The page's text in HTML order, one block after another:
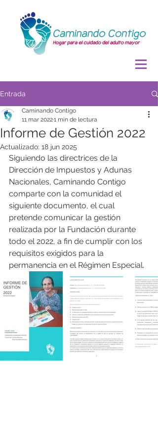
Entrada
Informe de Gestión 2022
Caminando Contigo
11 mar 20221 min de lectura
Actualizado: 18 jun 2025
Siguiendo las directrices de la
Dirección de Impuestos y Adunas
Nacionales, Caminando Contigo
comparte con la comunidad el
siguiente documento, el cual
pretende comunicar la gestión
realizada por la Fundación durante
todo el 2022, a fin de cumplir con los
requisitos exigidos para la
permanencia en el Régimen Especial.